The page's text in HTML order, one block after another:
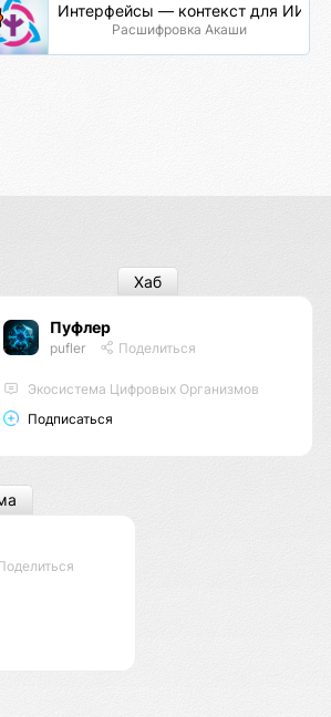
Интерфейсы — контекст для ИИ
Расшифровка Акаши
Пуфлер
pufler Поделиться
Экосистема Цифровых Организмов
Подписаться
Хаб